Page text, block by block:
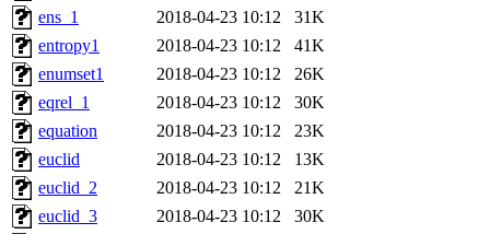
ens_1
2018-04-23 10:12
31K
entropy1
2018-04-23 10:12
41K
enumset1
2018-04-23 10:12
26K
eqrel_1
2018-04-23 10:12
30K
equation
2018-04-23 10:12
23K
euclid
2018-04-23 10:12
13K
euclid_2
2018-04-23 10:12
21K
euclid_3
2018-04-23 10:12
30K